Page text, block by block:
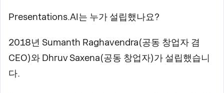
Presentations.AI는 누가 설립했나요?
2018년 Sumanth Raghavendra(공동 창업자 겸
CEO)와 Dhruv Saxena(공동 창업자)가 설립했습니
다.